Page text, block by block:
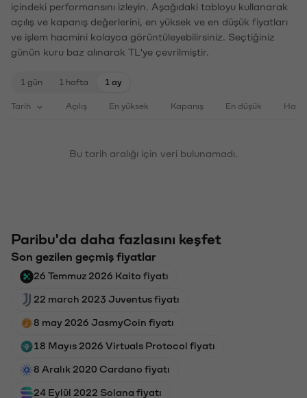
içindeki performansını izleyin. Aşağıdaki tabloyu kullanarak
açılış ve kapanış değerlerini, en yüksek ve en düşük fiyatları
ve işlem hacmini kolayca görüntüleyebilirsiniz. Seçtiğiniz
günün kuru baz alınarak TL'ye çevrilmiştir.
1 gün 1 hafta 1 ay
Tarih Açılış En yüksek Kapanış En düşük
Bu tarih aralığı için veri bulunamadı.
Paribu'da daha fazlasını keşfet
Son gezilen geçmiş fiyatlar
26 Temmuz 2026 Kaito fiyatı
22 march 2023 Juventus fiyatı
8 may 2026 JasmyCoin fiyatı
18 Mayıs 2026 Virtuals Protocol fiyatı
8 Aralık 2020 Cardano fiyatı
24 Eylül 2022 Solana fiyatı